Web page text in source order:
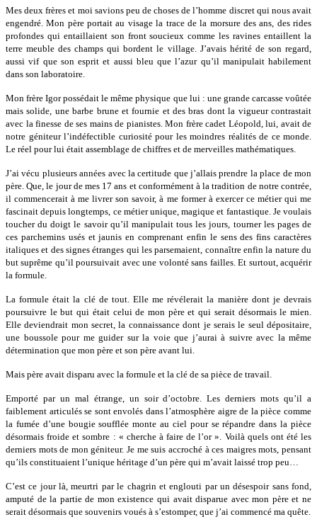
Mes deux frères et moi savions peu de choses de l’homme discret qui nous avait
engendré. Mon père portait au visage la trace de la morsure des ans, des rides
profondes qui entaillaient son front soucieux comme les ravines entaillent la
terre meuble des champs qui bordent le village. J’avais hérité de son regard,
aussi vif que son esprit et aussi bleu que l’azur qu’il manipulait habilement
dans son laboratoire.
Mon frère Igor possédait le même physique que lui : une grande carcasse voûtée
mais solide, une barbe brune et fournie et des bras dont la vigueur contrastait
avec la finesse de ses mains de pianistes. Mon frère cadet Léopold, lui, avait de
notre géniteur l’indéfectible curiosité pour les moindres réalités de ce monde.
Le réel pour lui était assemblage de chiffres et de merveilles mathématiques.
J’ai vécu plusieurs années avec la certitude que j’allais prendre la place de mon
père. Que, le jour de mes 17 ans et conformément à la tradition de notre contrée,
il commencerait à me livrer son savoir, à me former à exercer ce métier qui me
fascinait depuis longtemps, ce métier unique, magique et fantastique. Je voulais
toucher du doigt le savoir qu’il manipulait tous les jours, tourner les pages de
ces parchemins usés et jaunis en comprenant enfin le sens des fins caractères
italiques et des signes étranges qui les parsemaient, connaître enfin la nature du
but suprême qu’il poursuivait avec une volonté sans failles. Et surtout, acquérir
la formule.
La formule était la clé de tout. Elle me révélerait la manière dont je devrais
poursuivre le but qui était celui de mon père et qui serait désormais le mien.
Elle deviendrait mon secret, la connaissance dont je serais le seul dépositaire,
une boussole pour me guider sur la voie que j’aurai à suivre avec la même
détermination que mon père et son père avant lui.
Mais père avait disparu avec la formule et la clé de sa pièce de travail.
Emporté par un mal étrange, un soir d’octobre. Les derniers mots qu’il a
faiblement articulés se sont envolés dans l’atmosphère aigrede la pièce comme
la fumée d’une bougie soufflée monte au ciel pourse répandre dans la pièce
désormais froide et sombre : « cherche à faire de l’or ». Voilà quels ont été les
derniers mots de mon géniteur. Je me suis accroché à ces maigres mots, pensant
qu’ils constituaient l’unique héritage d’un père qui m’avait laissé trop peu…
C’est ce jour là, meurtri par le chagrin et englouti par un désespoir sans fond,
amputé de la partie de mon existence qui avait disparue avec mon père et ne
serait désormais que souvenirs voués à s’estomper, que j’ai commencé ma quête.